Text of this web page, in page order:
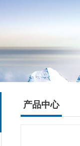
产品中心